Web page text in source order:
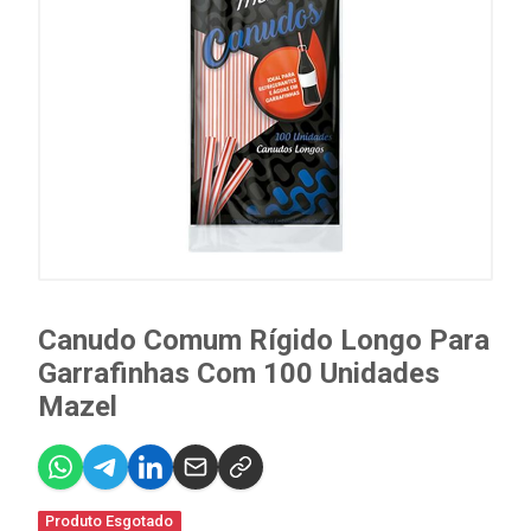
Canudo Comum Rígido Longo Para
Garrafinhas Com 100 Unidades
Mazel
Produto Esgotado